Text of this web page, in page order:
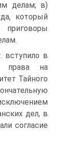
делам; в)
который
приговоры
вступило в
права на
Тайного
дел, в
согласие